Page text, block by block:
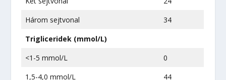
Három sejtvonal
34
Trigliceridek (mmol/L)
<1-5 mmol/L
0
1,5-4,0 mmol/L
44